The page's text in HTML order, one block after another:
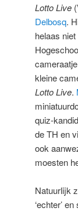
Lotto Live
Delbosq.
helaas
kleine
Lotto Live.
quiz-
de TH en
ook
moesten
Natuurlijk
‘echter’